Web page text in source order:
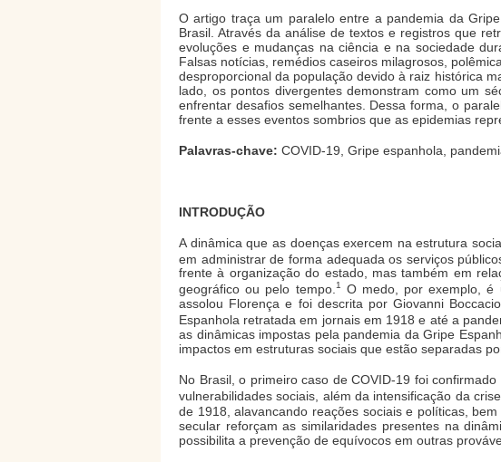
O artigo traça um paralelo entre a pandemia da
Brasil. Através da análise de textos e registros que
evoluções e mudanças na ciência e na sociedade
Falsas notícias, remédios caseiros milagrosos,
desproporcional da população devido à raiz histórica
lado, os pontos divergentes demonstram como um
enfrentar desafios semelhantes. Dessa forma, o
frente a esses eventos sombrios que as epidemias
Palavras-chave: COVID-19, Gripe espanhola,
INTRODUÇÃO
A dinâmica que as doenças exercem na estrutura
em administrar de forma adequada os serviços
frente à organização do estado, mas também em
geográfico ou pelo tempo. 1
O medo, por exemplo, é
assolou Florença e foi descrita por Giovanni
Espanhola retratada em jornais em 1918 e até a
as dinâmicas impostas pela pandemia da Gripe
impactos em estruturas sociais que estão separadas
No Brasil, o primeiro caso de COVID-19 foi
vulnerabilidades sociais, além da intensificação da
de 1918, alavancando reações sociais e políticas,
secular reforçam as similaridades presentes na
possibilita a prevenção de equívocos em outras